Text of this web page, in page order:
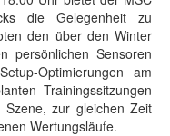
die Gelegenheit zu
den über den Winter
persönlichen Sensoren
Optimierungen am
Trainingssitzungen
zur gleichen Zeit
Wertungsläufe.